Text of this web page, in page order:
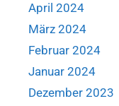
April 2024
März 2024
Februar 2024
Januar 2024
Dezember 2023